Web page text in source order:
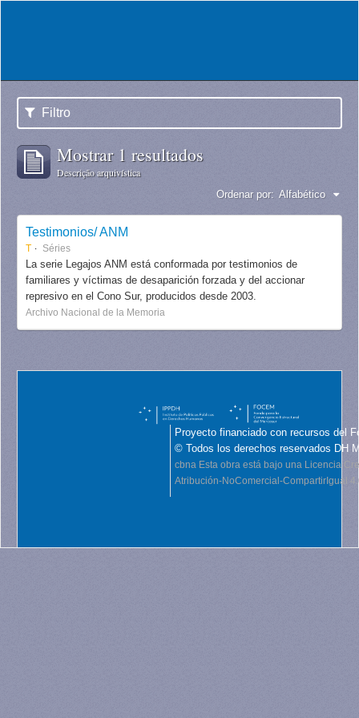
Filtro
Mostrar 1 resultados
Descrição arquivística
Ordenar por: Alfabético
Testimonios/ ANM
T Séries
La serie Legajos ANM está conformada por testimonios de
familiares y víctimas de desaparición forzada y del accionar
represivo en el Cono Sur, producidos desde 2003.
Archivo Nacional de la Memoria
Proyecto financiado con recursos del
© Todos los derechos reservados DH
cbna Esta obra está bajo una Licencia
Atribución-NoComercial-CompartirIgual